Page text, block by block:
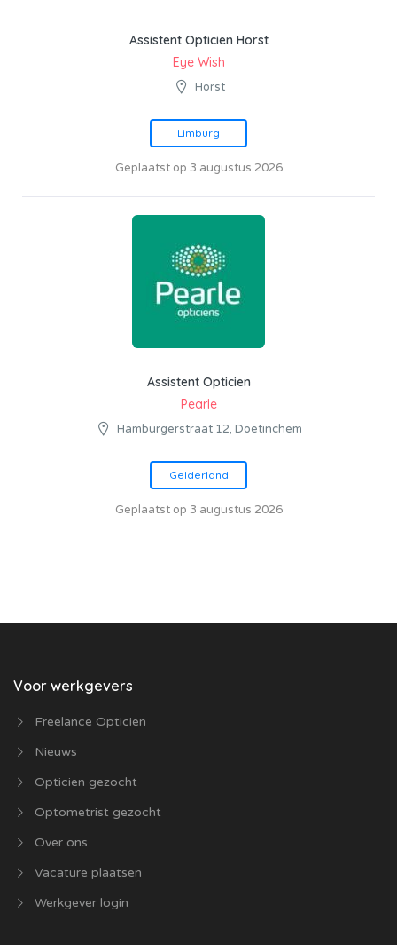
Assistent Opticien Horst
Eye Wish
Horst
Limburg
Geplaatst op 3 augustus 2026
Assistent Opticien
Pearle
Hamburgerstraat 12, Doetinchem
Gelderland
Geplaatst op 3 augustus 2026
Voor werkgevers
Freelance Opticien
Nieuws
Opticien gezocht
Optometrist gezocht
Over ons
Vacature plaatsen
Werkgever login